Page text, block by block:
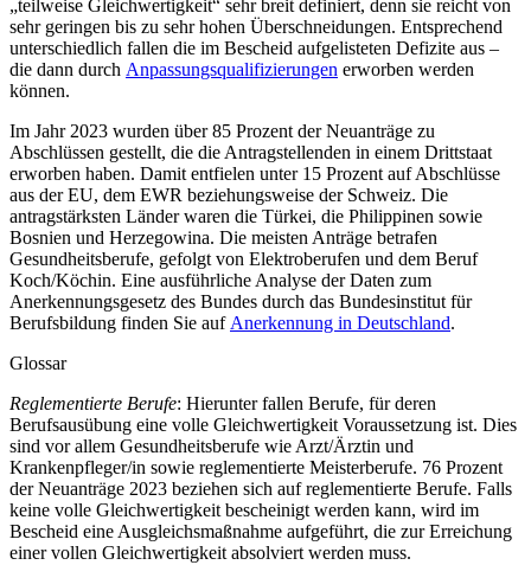
„teilweise Gleichwertigkeit“ sehr breit definiert, denn sie reicht von
sehr geringen bis zu sehr hohen Überschneidungen. Entsprechend
unterschiedlich fallen die im Bescheid aufgelisteten Defizite aus –
die dann durch Anpassungsqualifizierungen erworben werden
können.
Im Jahr 2023 wurden über 85 Prozent der Neuanträge zu
Abschlüssen gestellt, die die Antragstellenden in einem Drittstaat
erworben haben. Damit entfielen unter 15 Prozent auf Abschlüsse
aus der EU, dem EWR beziehungsweise der Schweiz. Die
antragstärksten Länder waren die Türkei, die Philippinen sowie
Bosnien und Herzegowina. Die meisten Anträge betrafen
Gesundheitsberufe, gefolgt von Elektroberufen und dem Beruf
Koch/Köchin. Eine ausführliche Analyse der Daten zum
Anerkennungsgesetz des Bundes durch das Bundesinstitut für
Berufsbildung finden Sie aufAnerkennung in Deutschland.
Glossar
Reglementierte Berufe: Hierunter fallen Berufe, für deren
Berufsausübung eine volle Gleichwertigkeit Voraussetzung ist. Dies
sind vor allem Gesundheitsberufe wie Arzt/Ärztin und
Krankenpfleger/in sowie reglementierte Meisterberufe. 76 Prozent
der Neuanträge 2023 beziehen sich auf reglementierte Berufe. Falls
keine volle Gleichwertigkeit bescheinigt werden kann, wird im
Bescheid eine Ausgleichsmaßnahme aufgeführt, die zur Erreichung
einer vollen Gleichwertigkeit absolviert werden muss.